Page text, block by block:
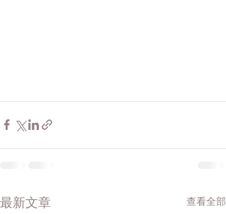
最新文章 查看全部